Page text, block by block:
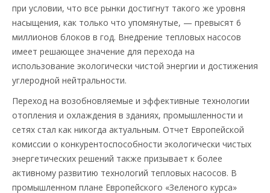
при условии, что все рынки достигнут такого же уровня
насыщения, как только что упомянутые, — превысят 6
миллионов блоков в год. Внедрение тепловых насосов
имеет решающее значение для перехода на
использование экологически чистой энергии и достижения
углеродной нейтральности.
Переход на возобновляемые и эффективные технологии
отопления и охлаждения в зданиях, промышленности и
сетях стал как никогда актуальным. Отчет Европейской
комиссии о конкурентоспособности экологически чистых
энергетических решений также призывает к более
активному развитию технологий тепловых насосов. В
промышленном плане Европейского «Зеленого курса»